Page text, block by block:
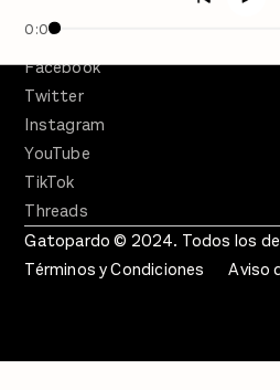
0:00
Facebook
Twitter
Instagram
YouTube
TikTok
Threads
Gatopardo © 2024. Todos los
Términos y Condiciones
Aviso